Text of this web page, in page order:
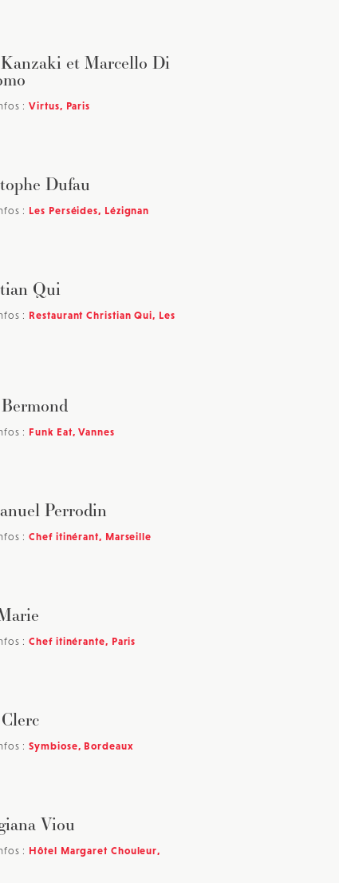
et Marcello Di
:Virtus, Paris
Dufau
: Les Perséides, Lézignan
Qui
: Restaurant Christian Qui, Les
: Funk Eat, Vannes
Perrodin
:Chef itinérant, Marseille
:Chef itinérante, Paris
:Symbiose, Bordeaux
Viou
: Hôtel Margaret Chouleur,